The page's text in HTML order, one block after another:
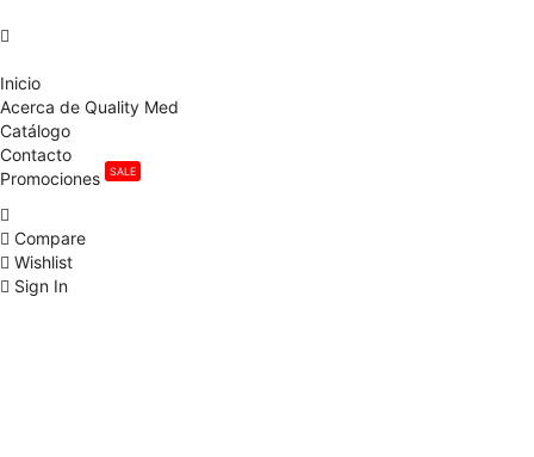
Inicio
Acerca de Quality Med
Catálogo
Contacto
Promociones
SALE
Compare
Wishlist
Sign In